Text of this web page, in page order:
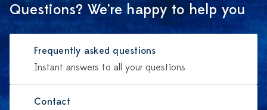
Questions? We're happy to help you
Frequently asked questions
Instant answers to all your questions
Contact